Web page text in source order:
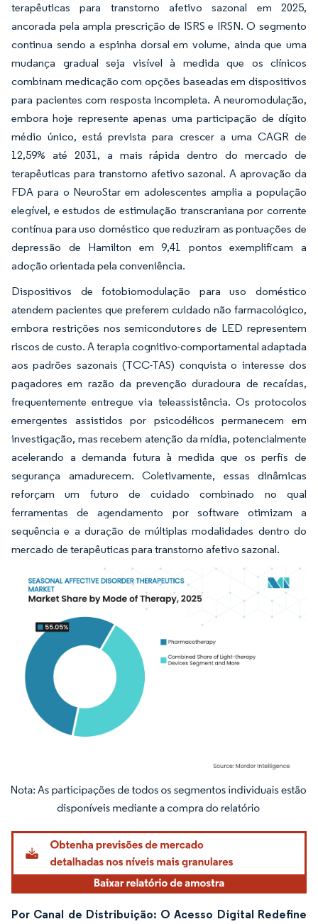
terapêuticas para transtorno afetivo sazonal em 2025,
ancorada pela ampla prescrição de ISRS e IRSN. O segmento
continua sendo a espinha dorsal em volume, ainda que uma
mudança gradual seja visível à medida que os clínicos
combinam medicação com opções baseadas em dispositivos
para pacientes com resposta incompleta. A neuromodulação,
embora hoje represente apenas uma participação de dígito
médio único, está prevista para crescer a uma CAGR de
12,59% até 2031, a mais rápida dentro do mercado de
terapêuticas para transtorno afetivo sazonal. A aprovação da
FDA para o NeuroStar em adolescentes amplia a população
elegível, e estudos de estimulação transcraniana por corrente
contínua para uso doméstico que reduziram as pontuações de
depressão de Hamilton em 9,41 pontos exemplificam a
adoção orientada pela conveniência.
Dispositivos de fotobiomodulação para uso doméstico
atendem pacientes que preferem cuidado não farmacológico,
embora restrições nos semicondutores de LED representem
riscos de custo. A terapia cognitivo-comportamental adaptada
aos padrões sazonais (TCC-TAS) conquista o interesse dos
pagadores em razão da prevenção duradoura de recaídas,
frequentemente entregue via teleassistência. Os protocolos
emergentes assistidos por psicodélicos permanecem em
investigação, mas recebem atenção da mídia, potencialmente
acelerando a demanda futura à medida que os perfis de
segurança amadurecem. Coletivamente, essas dinâmicas
reforçam um futuro de cuidado combinado no qual
ferramentas de agendamento por software otimizam a
sequência e a duração de múltiplas modalidades dentro do
mercado de terapêuticas para transtorno afetivo sazonal.
Imagem © Mordor Intelligence. O reuso requer atribuição conforme CC BY 4.0.
Por Canal de Distribuição: O Acesso Digital Redefine